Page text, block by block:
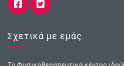
Σχετικά με εμάς